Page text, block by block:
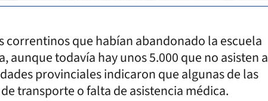
correntinos que habían abandonado la escuela
aunque todavía hay unos 5.000 que no asisten a
provinciales indicaron que algunas de las
transporte o falta de asistencia médica.